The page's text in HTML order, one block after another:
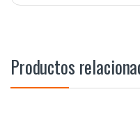
Productos